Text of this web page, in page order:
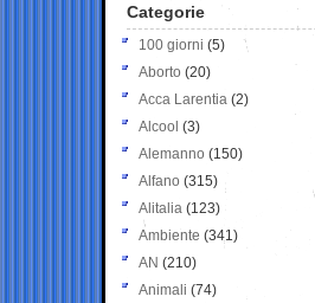
Categorie
100 giorni (5)
Aborto (20)
Acca Larentia (2)
Alcool (3)
Alemanno (150)
Alfano (315)
Alitalia (123)
Ambiente (341)
AN (210)
Animali (74)